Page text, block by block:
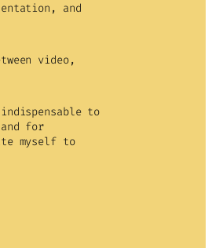
and
video,
to
for
myself to